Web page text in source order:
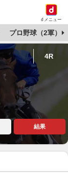
dメニュー
プロ野球（2軍）
4R
結果